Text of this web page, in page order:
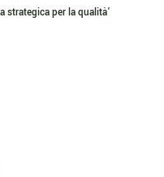
strategica per la qualità’